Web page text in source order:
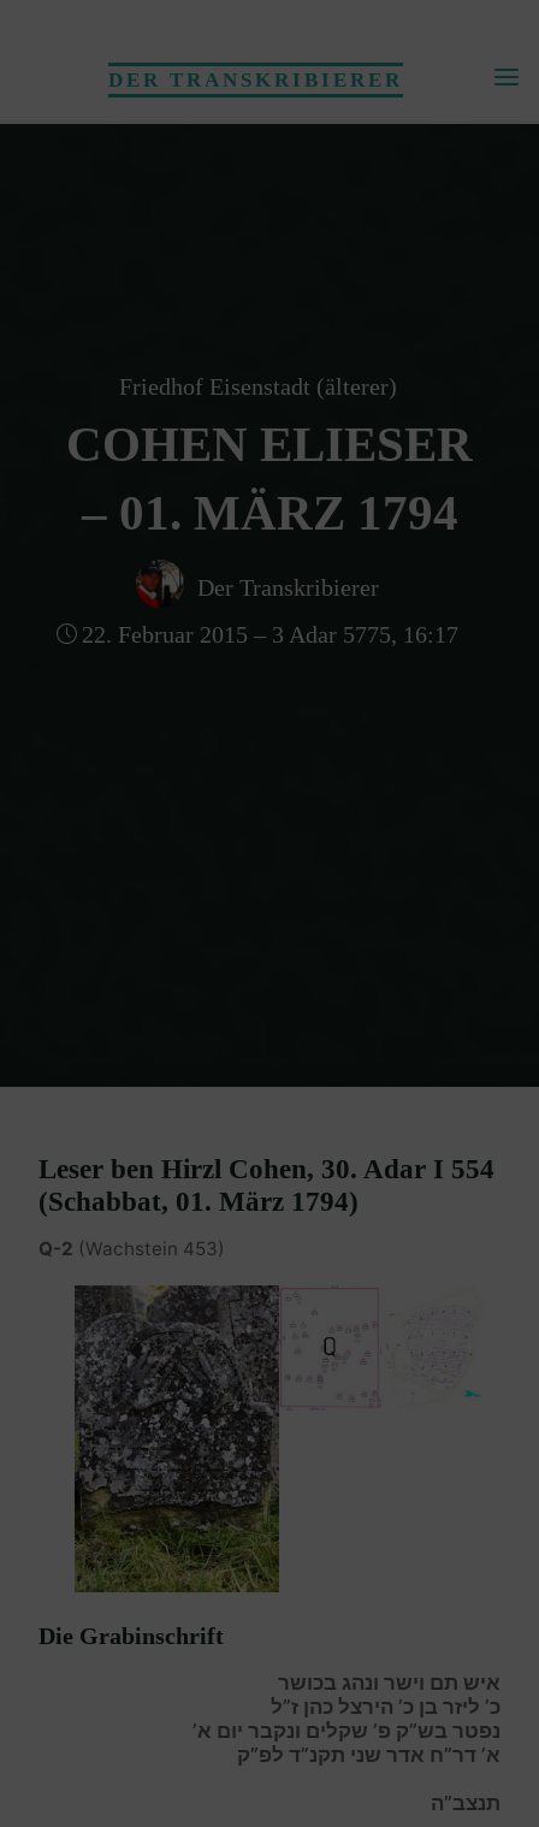
DER TRANSKRIBIERER
Friedhof Eisenstadt (älterer)
COHEN ELIESER
– 01. MÄRZ 1794
Der Transkribierer
22. Februar 2015 – 3 Adar 5775, 16:17
Leser ben Hirzl Cohen, 30. Adar I 554
(Schabbat, 01. März 1794)
Q-2 (Wachstein 453)
Die Grabinschrift
איש תם וישר ונהג בכושר
כ’ ליזר בן כ’ הירצל כהן ז”ל
נפטר בש”ק פ’ שקלים ונקבר יום א’
א’ דר”ח אדר שני תקנ”ד לפ”ק
תנצב”ה